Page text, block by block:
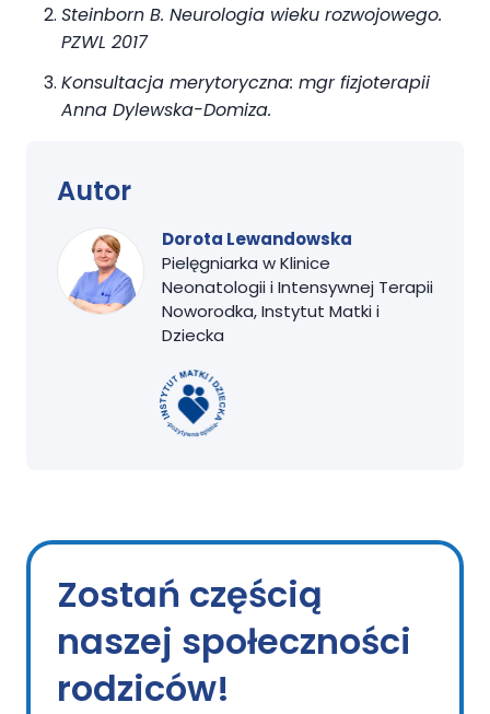
Steinborn B. Neurologia wieku rozwojowego.
PZWL 2017
Konsultacja merytoryczna: mgr fizjoterapii
Anna Dylewska-Domiza.
Autor
Dorota Lewandowska
Pielęgniarka w Klinice
Neonatologii i Intensywnej Terapii
Noworodka, Instytut Matki i
Dziecka
Zostań częścią
naszej społeczności
rodziców!